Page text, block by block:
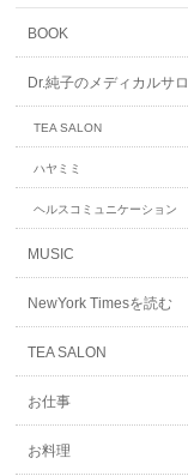
BOOK
Dr.純子のメディカルサ
TEA SALON
ハヤミミ
ヘルスコミュニケーション
MUSIC
NewYork Timesを読む
TEA SALON
お仕事
お料理